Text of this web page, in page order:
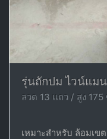
รุ่นถักปม ไวน์แม
ลวด 13 แถว / สูง
เหมาะสำหรับ ล้อมเ